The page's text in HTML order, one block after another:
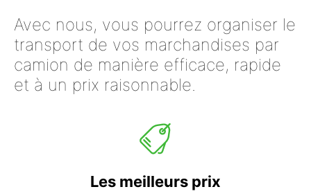
Avec nous, vous pourrez organiser le
transport de vos marchandises par
camion de manière efficace, rapide
et à un prix raisonnable.
Les meilleurs prix